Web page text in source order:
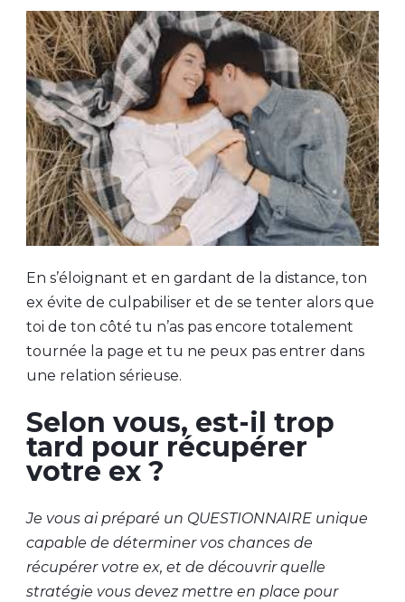
En s’éloignant et en gardant de la distance, ton
ex évite de culpabiliser et de se tenter alors que
toi de ton côté tu n’as pas encore totalement
tournée la page et tu ne peux pas entrer dans
une relation sérieuse.
Selon vous, est-il trop
tard pour récupérer
votre ex ?
Je vous ai préparé un QUESTIONNAIRE unique
capable de déterminer vos chances de
récupérer votre ex, et de découvrir quelle
stratégie vous devez mettre en place pour